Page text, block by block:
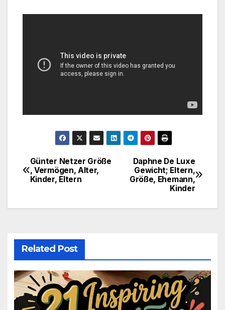
Post
navigation
Daphne De Luxe
Gewicht; Eltern,
Größe, Ehemann,
Kinder
Günter Netzer Größe
, Vermögen, Alter,
Kinder, Eltern
Related Post